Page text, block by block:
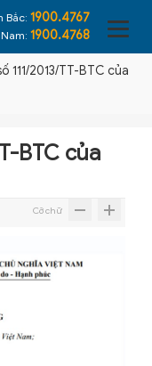
Bắc: 1900.4767
1900.4768
111/2013/TT-BTC của
BTC của
Cỡ chữ